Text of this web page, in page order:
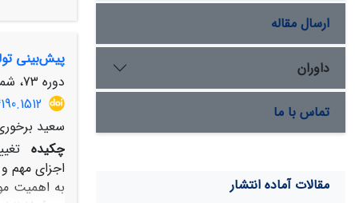
مساحت اراضی
پیش‌بینی
دوره 73، شماره 3، پاییز 1399، صفحه
سعید
چکیده
اجزای مهم
به اهمیت
ارسال مقاله
داوران
تماس با ما
مقالات آماده انتشار